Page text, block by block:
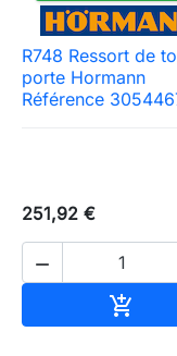
R748 Ressort de
porte Hormann
Référence
251,92 €

